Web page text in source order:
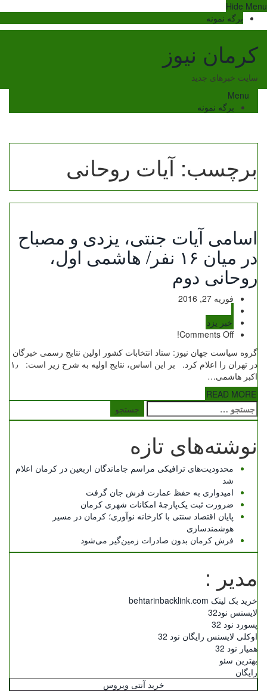
Skip
content
Hide Menu
برگه نمونه
کرمان نیوز
سایت خبرهای جدید
Menu
برگه نمونه
برچسب:آیات روحانی
اسامی آیات جنتی، یزدی و مصباح
در میان ۱۶ نفر/ هاشمی اول،
روحانی دوم
فوریه 27, 2016
خبر یزد
Comments Off!
گروه سیاست جهان نیوز: ستاد انتخابات کشور اولین نتایج رسمی خبرگان
در تهران را اعلام کرد. بر این اساس، نتایج اولیه به شرح زیر است: ۱٫
اکبر هاشمی…
READ MORE
جستجو
برای:
نوشته‌های تازه
محدودیت‌های ترافیکی مراسم جاماندگان اربعین در کرمان اعلام
شد
امیدواری به حفظ عمارت فرش جان گرفت
ضرورت ثبت یک‌پارچۀ امکانات شهری کرمان
پایان اقتصاد سنتی با کارخانه نوآوری؛ کرمان در مسیر
هوشمندسازی
فرش کرمان بدون صادرات زمین‌گیر می‌شود
مدیر :
خرید بک لینک behtarinbacklink.com
لایسنس نود32
پسورد نود 32
اوکلی لایسنس رایگان نود 32
همیار نود 32
بهترین سئو
رایگان
خرید آنتی ویروس